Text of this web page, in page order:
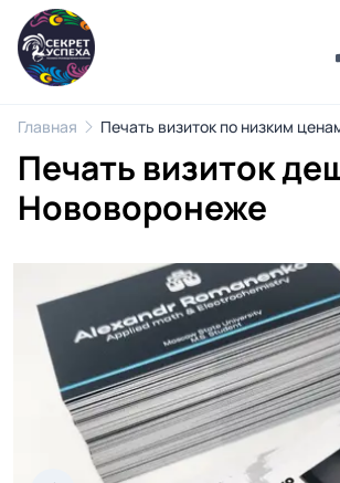
Главная Печать визиток по низким
Печать визиток
Нововоронеже